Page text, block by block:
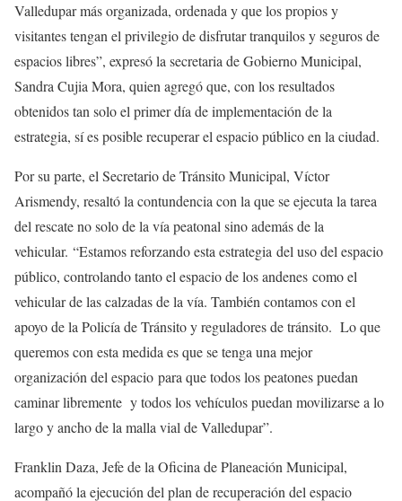
Valledupar más organizada, ordenada y que los propios y
visitantes tengan el privilegio de disfrutar tranquilos y seguros de
espacios libres”, expresó la secretaria de Gobierno Municipal,
Sandra Cujia Mora, quien agregó que, con los resultados
obtenidos tan solo el primer día de implementación de la
estrategia, sí es posible recuperar el espacio público en la ciudad.
Por su parte, el Secretario de Tránsito Municipal, Víctor
Arismendy, resaltó la contundencia con la que se ejecuta la tarea
del rescate no solo de la vía peatonal sino además de la
vehicular. “Estamos reforzando esta estrategia del uso del espacio
público, controlando tanto el espacio de los andenes como el
vehicular de las calzadas de la vía. También contamos con el
apoyo de la Policía de Tránsito y reguladores de tránsito. Lo que
queremos con esta medida es que se tenga una mejor
organización del espacio para que todos los peatones puedan
caminar libremente y todos los vehículos puedan movilizarse a lo
largo y ancho de la malla vial de Valledupar”.
Franklin Daza, Jefe de la Oficina de Planeación Municipal,
acompañó la ejecución del plan de recuperación del espacio